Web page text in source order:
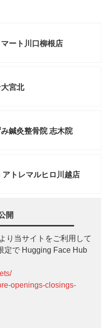
ート川口柳根店
宮北
鍼灸整骨院 志木院
トレマルヒロ川越店
開
り当サイトをご利用して
定で Hugging Face Hub
openings-closings-